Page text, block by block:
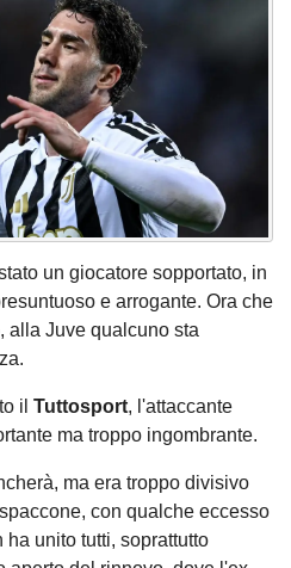
un giocatore sopportato, in
e arrogante. Ora che
alla Juve qualcuno sta
il Tuttosport, l'attaccante
ma troppo ingombrante.
ma era troppo divisivo
con qualche eccesso
unito tutti, soprattutto